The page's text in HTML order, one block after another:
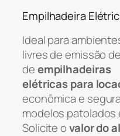
Empilhadeira
Ideal para
livres de emissão
deempilhadeiras
elétricas para
econômica e
modelos patolados
Solicite ovalor do